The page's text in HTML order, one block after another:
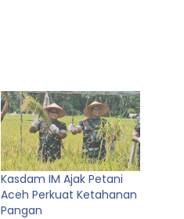
Kasdam IM Ajak Petani
Aceh Perkuat Ketahanan
Pangan